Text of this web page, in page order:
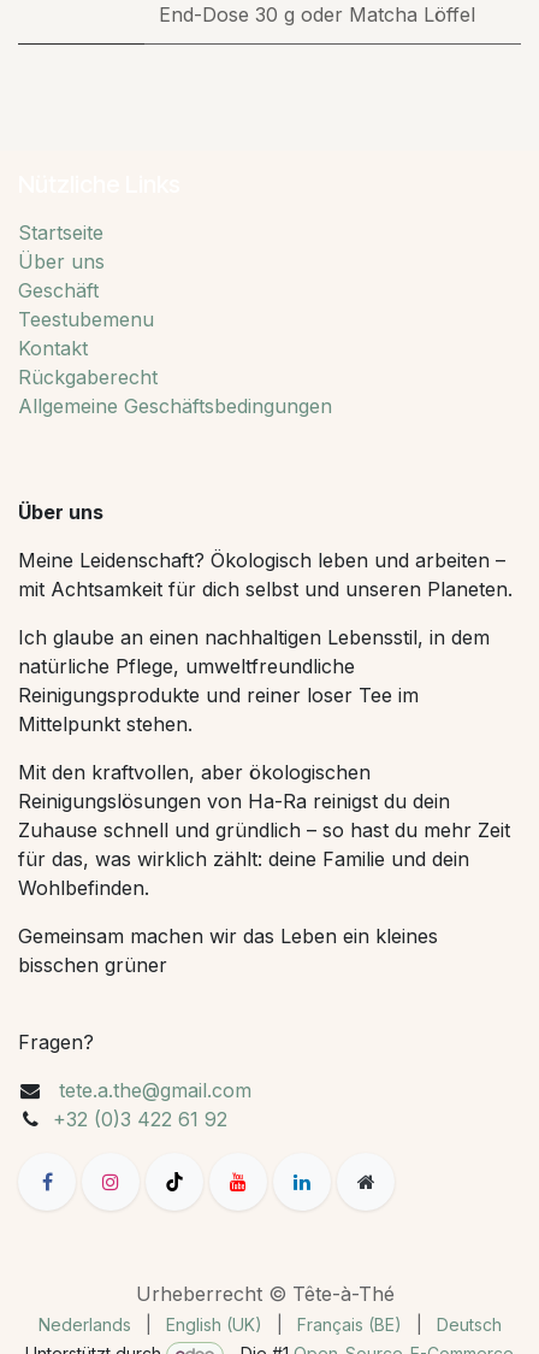
End-Dose 30 g oder Matcha Löffel
Startseite
Über uns
Geschäft
Teestubemenu
Kontakt
Rückgaberecht
Allgemeine Geschäftsbedingungen
Über uns
Meine Leidenschaft? Ökologisch leben und arbeiten –
mit Achtsamkeit für dich selbst und unseren Planeten.
Ich glaube an einen nachhaltigen Lebensstil, in dem
natürliche Pflege, umweltfreundliche
Reinigungsprodukte und reiner loser Tee im
Mittelpunkt stehen.
Mit den kraftvollen, aber ökologischen
Reinigungslösungen von Ha-Ra reinigst du dein
Zuhause schnell und gründlich – so hast du mehr Zeit
für das, was wirklich zählt: deine Familie und dein
Wohlbefinden.
Gemeinsam machen wir das Leben ein kleines
bisschen grüner
Fragen?
tete.a.the@gmail.com
+32 (0)3 422 61 92
Urheberrecht © Tête-à-Thé
Nederlands English (UK) Français (BE)
Deutsch